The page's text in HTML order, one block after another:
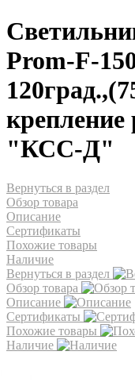
Prom-F-
"КСС-Д"
Вернуться в раздел
Обзор товара
Описание
Сертификаты
Похожие товары
Наличие
Вернуться в раздел
Обзор товара
Описание
Сертификаты
Похожие товары
Наличие